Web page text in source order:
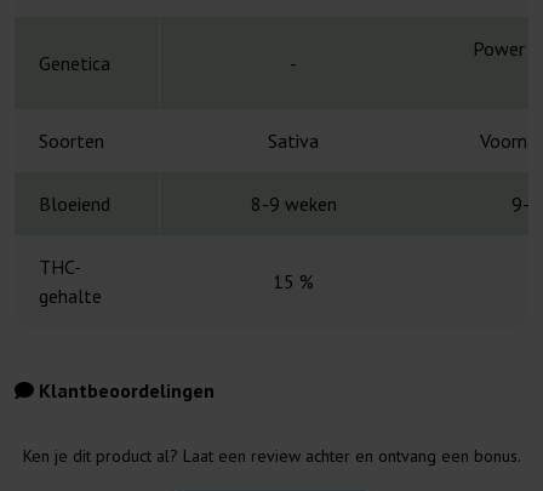
Genetica -
Power
Soorten Sativa
Bloeiend 8-9 weken 9-
THC-
gehalte
15 %
Klantbeoordelingen
Ken je dit product al? Laat een review achter en ontvang een bonus.